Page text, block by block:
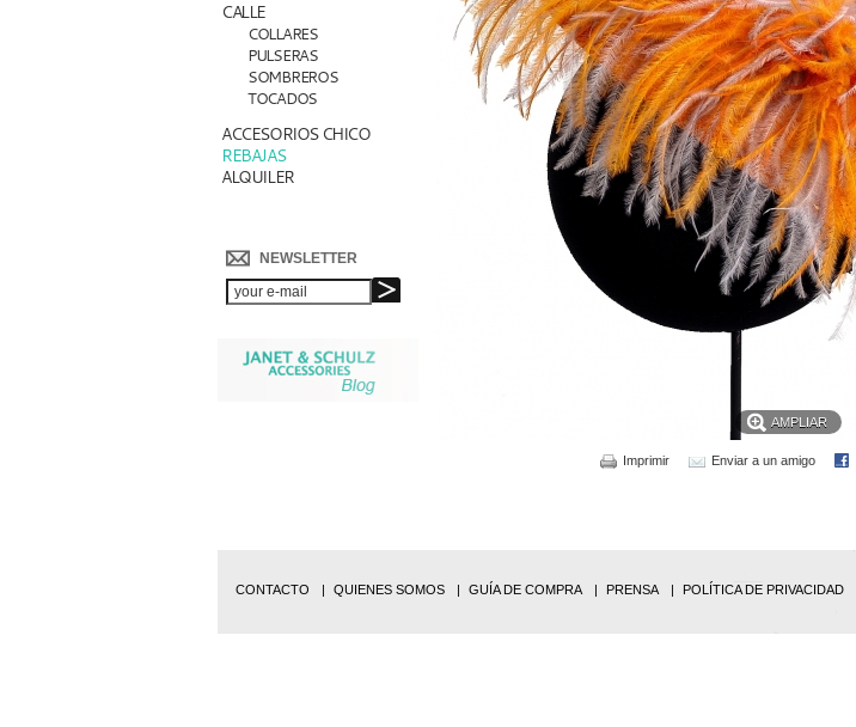
CALLE
COLLARES
PULSERAS
SOMBREROS
TOCADOS
ACCESORIOS CHICO
REBAJAS
ALQUILER
NEWSLETTER
AMPLIAR
Enviar a un amigo
Imprimir
CONTACTO QUIENES SOMOS GUÍA DE COMPRA PRENSA POLÍTICA DE PRIVACIDAD